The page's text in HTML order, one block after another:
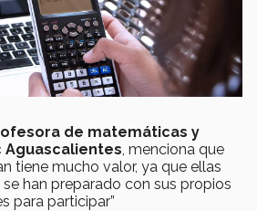
de matemáticas y
Aguascalientes , menciona que
tiene mucho valor, ya que ellas
han preparado con sus propios
para participar”